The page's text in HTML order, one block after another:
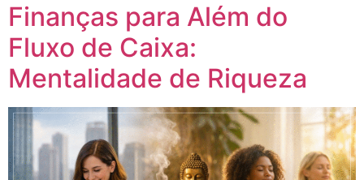
Finanças para Além do
Fluxo de Caixa:
Mentalidade de Riqueza